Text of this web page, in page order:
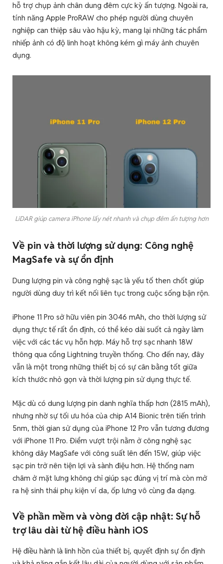
hỗ trợ chụp ảnh chân dung đêm cực kỳ ấn tượng. Ngoài ra,
tính năng Apple ProRAW cho phép người dùng chuyên
nghiệp can thiệp sâu vào hậu kỳ, mang lại những tác phẩm
nhiếp ảnh có độ linh hoạt không kém gì máy ảnh chuyên
dụng.
LiDAR giúp camera iPhone lấy nét nhanh và chụp đêm ấn tượng hơn
Về pin và thời lượng sử dụng: Công nghệ
MagSafe và sự ổn định
Dung lượng pin và công nghệ sạc là yếu tố then chốt giúp
người dùng duy trì kết nối liên tục trong cuộc sống bận rộn.
iPhone 11 Pro sở hữu viên pin 3046 mAh, cho thời lượng sử
dụng thực tế rất ổn định, có thể kéo dài suốt cả ngày làm
việc với các tác vụ hỗn hợp. Máy hỗ trợ sạc nhanh 18W
thông qua cổng Lightning truyền thống. Cho đến nay, đây
vẫn là một trong những thiết bị có sự cân bằng tốt giữa
kích thước nhỏ gọn và thời lượng pin sử dụng thực tế.
Mặc dù có dung lượng pin danh nghĩa thấp hơn (2815 mAh),
nhưng nhờ sự tối ưu hóa của chip A14 Bionic trên tiến trình
5nm, thời gian sử dụng của iPhone 12 Pro vẫn tương đương
với iPhone 11 Pro. Điểm vượt trội nằm ở công nghệ sạc
không dây MagSafe với công suất lên đến 15W, giúp việc
sạc pin trở nên tiện lợi và sành điệu hơn. Hệ thống nam
châm ở mặt lưng không chỉ giúp sạc đúng vị trí mà còn mở
ra hệ sinh thái phụ kiện ví da, ốp lưng vô cùng đa dạng.
Về phần mềm và vòng đời cập nhật: Sự hỗ
trợ lâu dài từ hệ điều hành iOS
Hệ điều hành là linh hồn của thiết bị, quyết định sự ổn định